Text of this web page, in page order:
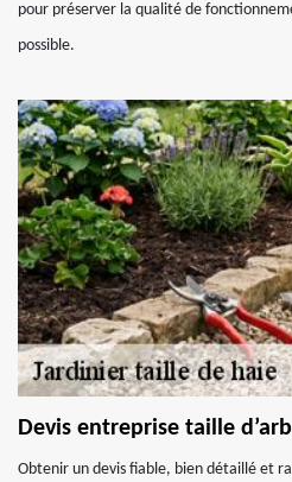
pour préserver la qualité de
possible.
Devis entreprise taille
Obtenir un devis fiable, bien détaillé et